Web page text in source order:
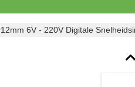
6V - 220V Digitale